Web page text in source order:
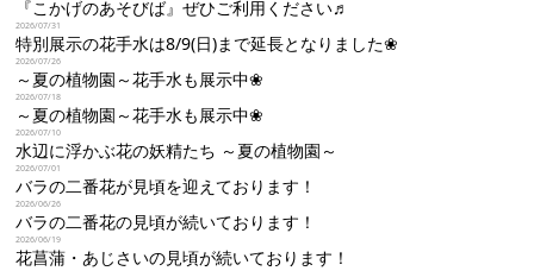
『こかげのあそびば』ぜひご利用ください♬
2026/07/31
特別展示の花手水は8/9(日)まで延長となりました❀
2026/07/26
～夏の植物園～花手水も展示中❀
2026/07/18
～夏の植物園～花手水も展示中❀
2026/07/10
水辺に浮かぶ花の妖精たち ～夏の植物園～
2026/07/01
バラの二番花が見頃を迎えております！
2026/06/26
バラの二番花の見頃が続いております！
2026/06/19
花菖蒲・あじさいの見頃が続いております！